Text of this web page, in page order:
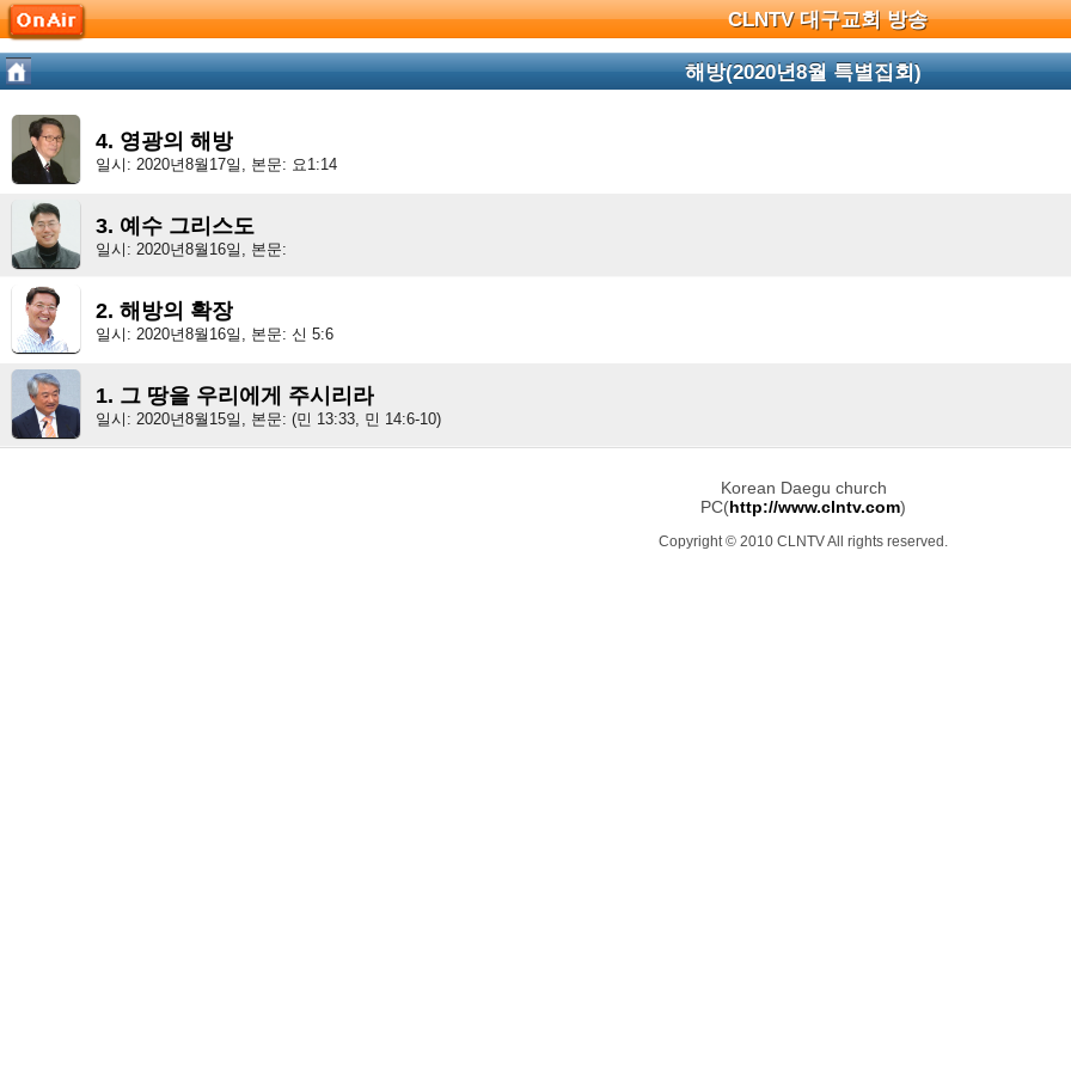
CLNTV 대구교회 방송
해방(2020년8월 특별집회)
4. 영광의 해방
일시: 2020년8월17일, 본문: 요1:14
3. 예수 그리스도
일시: 2020년8월16일, 본문:
2. 해방의 확장
일시: 2020년8월16일, 본문: 신 5:6
1. 그 땅을 우리에게 주시리라
일시: 2020년8월15일, 본문: (민 13:33, 민 14:6-10)
Korean Daegu church
PC(http://www.clntv.com)
Copyright © 2010 CLNTV All rights reserved.